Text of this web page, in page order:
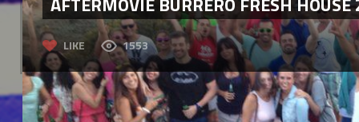
LIKE 1553